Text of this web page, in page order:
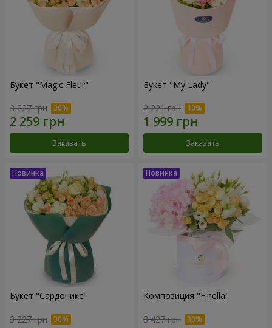
Букет "Magic Fleur"
3 227 грн
Заказать
Букет "My Lady"
2 221 грн
Заказать
Букет "Сардоникс"
3 227 грн
Композиция "Finella"
3 427 грн